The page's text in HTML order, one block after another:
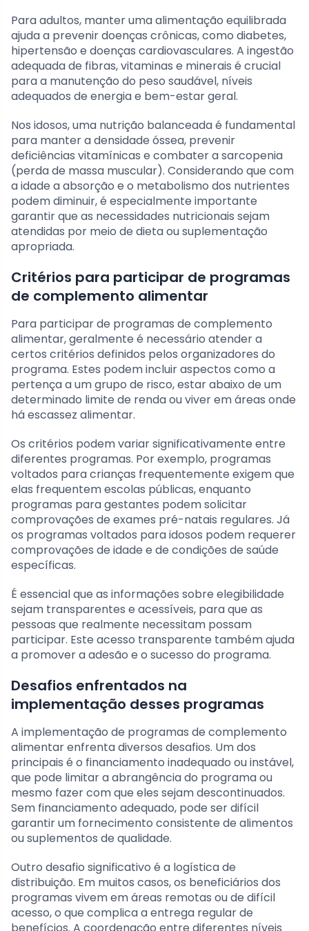
Para adultos, manter uma alimentação equilibrada
ajuda a prevenir doenças crônicas, como diabetes,
hipertensão e doenças cardiovasculares. A ingestão
adequada de fibras, vitaminas e minerais é crucial
para a manutenção do peso saudável, níveis
adequados de energia e bem-estar geral.
Nos idosos, uma nutrição balanceada é fundamental
para manter a densidade óssea, prevenir
deficiências vitamínicas e combater a sarcopenia
(perda de massa muscular). Considerando que com
a idade a absorção e o metabolismo dos nutrientes
podem diminuir, é especialmente importante
garantir que as necessidades nutricionais sejam
atendidas por meio de dieta ou suplementação
apropriada.
Critérios para participar de programas
de complemento alimentar
Para participar de programas de complemento
alimentar, geralmente é necessário atender a
certos critérios definidos pelos organizadores do
programa. Estes podem incluir aspectos como a
pertença a um grupo de risco, estar abaixo de um
determinado limite de renda ou viver em áreas onde
há escassez alimentar.
Os critérios podem variar significativamente entre
diferentes programas. Por exemplo, programas
voltados para crianças frequentemente exigem que
elas frequentem escolas públicas, enquanto
programas para gestantes podem solicitar
comprovações de exames pré-natais regulares. Já
os programas voltados para idosos podem requerer
comprovações de idade e de condições de saúde
específicas.
É essencial que as informações sobre elegibilidade
sejam transparentes e acessíveis, para que as
pessoas que realmente necessitam possam
participar. Este acesso transparente também ajuda
a promover a adesão e o sucesso do programa.
Desafios enfrentados na
implementação desses programas
A implementação de programas de complemento
alimentar enfrenta diversos desafios. Um dos
principais é o financiamento inadequado ou instável,
que pode limitar a abrangência do programa ou
mesmo fazer com que eles sejam descontinuados.
Sem financiamento adequado, pode ser difícil
garantir um fornecimento consistente de alimentos
ou suplementos de qualidade.
Outro desafio significativo é a logística de
distribuição. Em muitos casos, os beneficiários dos
programas vivem em áreas remotas ou de difícil
acesso, o que complica a entrega regular de